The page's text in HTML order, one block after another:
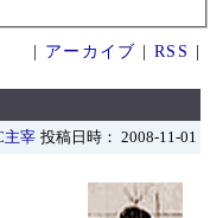
アーカイブ RSS
主宰 投稿日時： 2008-11-01